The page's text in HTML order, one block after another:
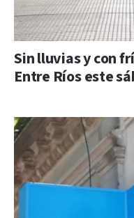
Sin lluvias y con
Entre Ríos este